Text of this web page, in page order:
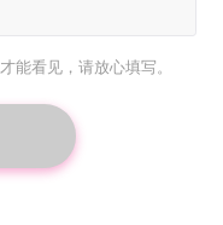
能看见，请放心填写。